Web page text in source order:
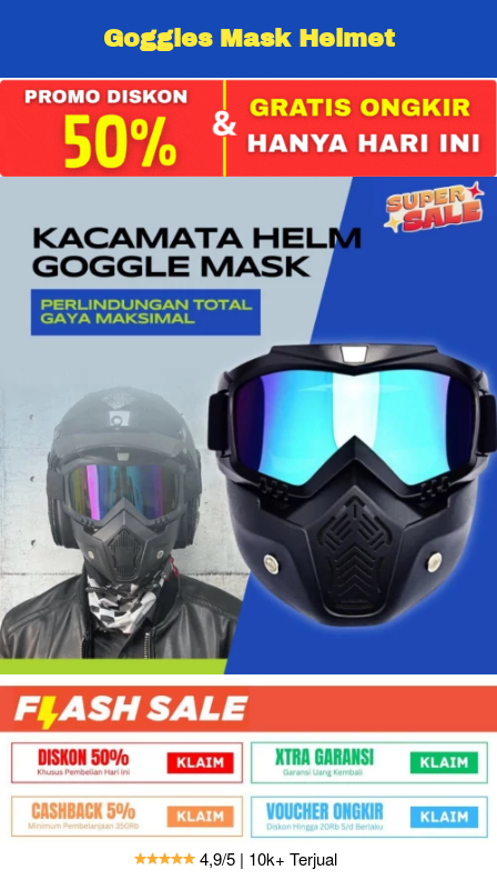
Goggles Mask Helmet
4,9/5 | 10k+ Terjual